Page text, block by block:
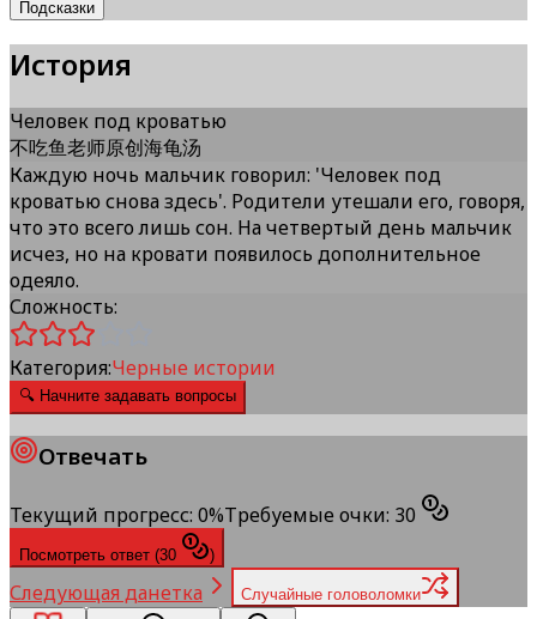
Подсказки
История
Человек под кроватью
不吃鱼老师原创海龟汤
Каждую ночь мальчик говорил: 'Человек под
кроватью снова здесь'. Родители утешали его, говоря,
что это всего лишь сон. На четвертый день мальчик
исчез, но на кровати появилось дополнительное
одеяло.
Сложность:
Категория:Черные истории
🔍 Начните задавать вопросы
Отвечать
Текущий прогресс: 0%Требуемые очки: 30
Посмотреть ответ (30 )
Следующая данетка Случайные головоломки